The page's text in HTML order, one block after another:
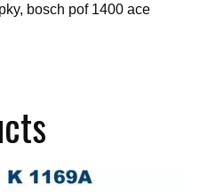
bosch pof 1400 ace